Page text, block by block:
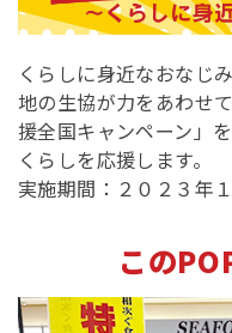
くらしに身近なおなじ
地の生協が力をあわせ
援全国キャンペーン」
くらしを応援します。
実施期間：２０２３年
この